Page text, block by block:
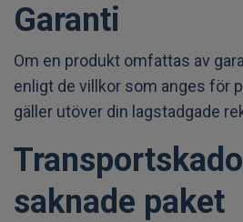
Garanti
Om en produkt omfattas av
enligt de villkor som anges för
gäller utöver din lagstadgade
saknade paket